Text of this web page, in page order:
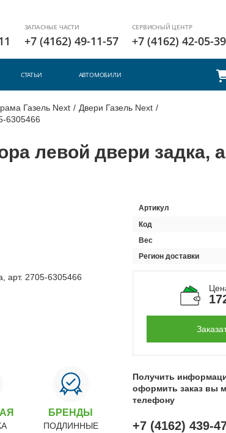
ЗАПАСНЫЕ ЧАСТИ
+7 (4162) 49-11-57
СЕРВИСНЫЙ ЦЕНТР
+7 (4162) 42-05-39
СТАТЬИ АВТОМОБИЛИ
Газель Next / Двери Газель Next /
6305466
левой двери задка,
БРЕНДЫ
ПОДЛИННЫЕ
Артикул
Код
Вес
Регион доставки
Получить
оформить заказ вы
телефону
+7 (4162) 439-